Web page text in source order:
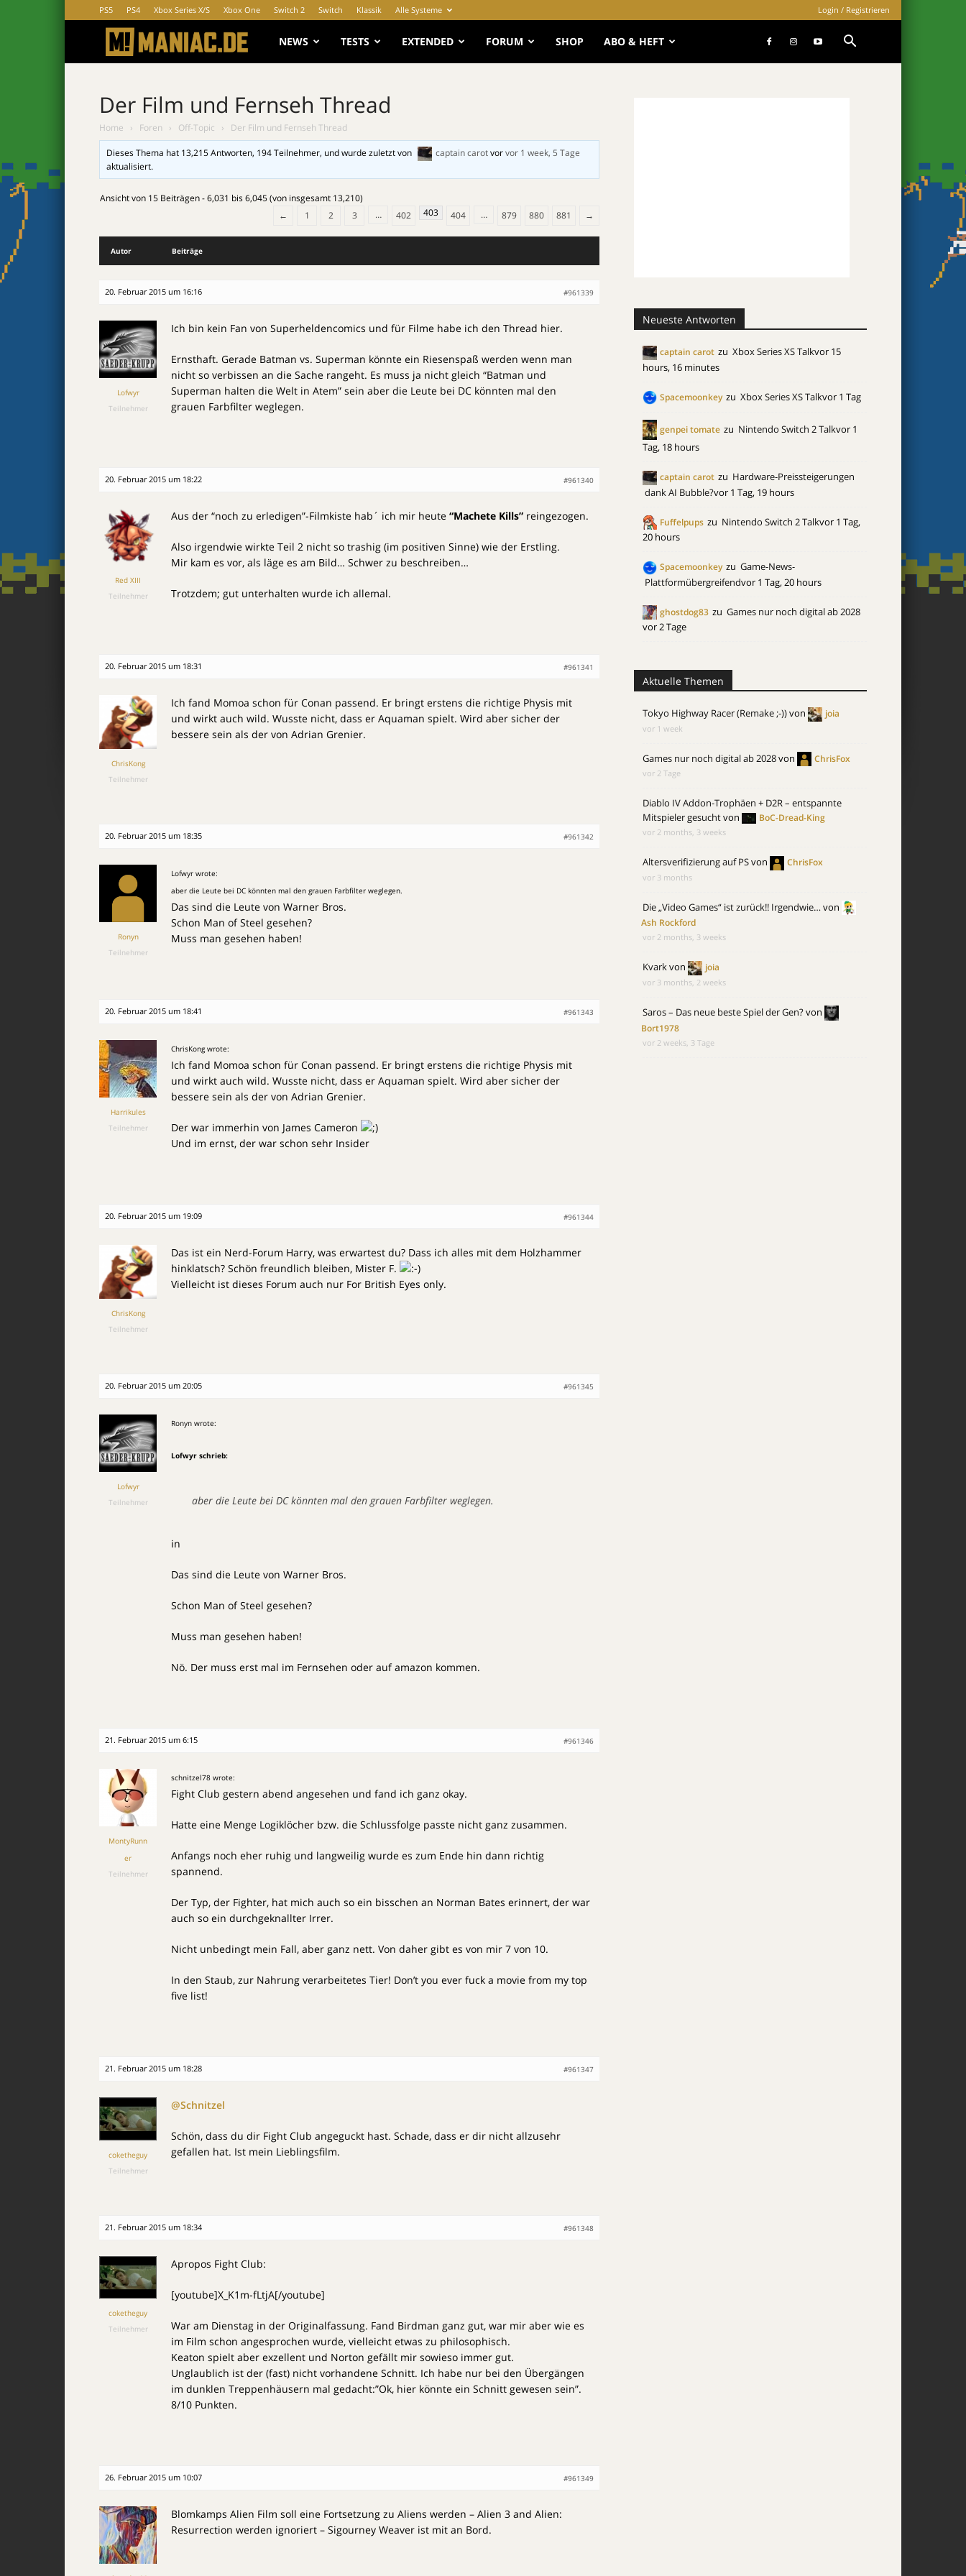
PS5 PS4 Xbox Series X/S Xbox One Switch 2 Switch Klassik Alle Systeme Login / Registrieren
MANIAC.de
NEWS TESTS EXTENDED FORUM SHOP ABO & HEFT
Der Film und Fernseh Thread
Home › Foren › Off-Topic › Der Film und Fernseh Thread
Dieses Thema hat 13,215 Antworten, 194 Teilnehmer, und wurde zuletzt von captain carotvorvor 1 week, 5 Tage
aktualisiert.
Ansicht von 15 Beiträgen - 6,031 bis 6,045 (von insgesamt 13,210)
←
1 2 3 … 402 403 404 … 879 880 881 →
Autor Beiträge
20. Februar 2015 um 16:16 #961339
Lofwyr
Teilnehmer
Ich bin kein Fan von Superheldencomics und für Filme habe ich den Thread hier.
Ernsthaft. Gerade Batman vs. Superman könnte ein Riesenspaß werden wenn man
nicht so verbissen an die Sache rangeht. Es muss ja nicht gleich “Batman und
Superman halten die Welt in Atem” sein aber die Leute bei DC könnten mal den
grauen Farbfilter weglegen.
20. Februar 2015 um 18:22 #961340
Red XIII
Teilnehmer
Aus der “noch zu erledigen”-Filmkiste hab´ ich mir heute “Machete Kills” reingezogen.
Also irgendwie wirkte Teil 2 nicht so trashig (im positiven Sinne) wie der Erstling.
Mir kam es vor, als läge es am Bild… Schwer zu beschreiben…
Trotzdem; gut unterhalten wurde ich allemal.
20. Februar 2015 um 18:31 #961341
ChrisKong
Teilnehmer
Ich fand Momoa schon für Conan passend. Er bringt erstens die richtige Physis mit
und wirkt auch wild. Wusste nicht, dass er Aquaman spielt. Wird aber sicher der
bessere sein als der von Adrian Grenier.
20. Februar 2015 um 18:35 #961342
Ronyn
Teilnehmer
Lofwyr wrote:
aber die Leute bei DC könnten mal den grauen Farbfilter weglegen.
Das sind die Leute von Warner Bros.
Schon Man of Steel gesehen?
Muss man gesehen haben!
20. Februar 2015 um 18:41 #961343
Harrikules
Teilnehmer
ChrisKong wrote:
Ich fand Momoa schon für Conan passend. Er bringt erstens die richtige Physis mit
und wirkt auch wild. Wusste nicht, dass er Aquaman spielt. Wird aber sicher der
bessere sein als der von Adrian Grenier.
Der war immerhin von James Cameron
Und im ernst, der war schon sehr Insider
20. Februar 2015 um 19:09 #961344
ChrisKong
Teilnehmer
Das ist ein Nerd-Forum Harry, was erwartest du? Dass ich alles mit dem Holzhammer
hinklatsch? Schön freundlich bleiben, Mister F.
Vielleicht ist dieses Forum auch nur For British Eyes only.
20. Februar 2015 um 20:05 #961345
Lofwyr
Teilnehmer
Ronyn wrote:
Lofwyr schrieb:
aber die Leute bei DC könnten mal den grauen Farbfilter weglegen.
in
Das sind die Leute von Warner Bros.
Schon Man of Steel gesehen?
Muss man gesehen haben!
Nö. Der muss erst mal im Fernsehen oder auf amazon kommen.
21. Februar 2015 um 6:15 #961346
MontyRunn
er
Teilnehmer
schnitzel78 wrote:
Fight Club gestern abend angesehen und fand ich ganz okay.
Hatte eine Menge Logiklöcher bzw. die Schlussfolge passte nicht ganz zusammen.
Anfangs noch eher ruhig und langweilig wurde es zum Ende hin dann richtig
spannend.
Der Typ, der Fighter, hat mich auch so ein bisschen an Norman Bates erinnert, der war
auch so ein durchgeknallter Irrer.
Nicht unbedingt mein Fall, aber ganz nett. Von daher gibt es von mir 7 von 10.
In den Staub, zur Nahrung verarbeitetes Tier! Don’t you ever fuck a movie from my top
five list!
21. Februar 2015 um 18:28 #961347
coketheguy
Teilnehmer
@Schnitzel
Schön, dass du dir Fight Club angeguckt hast. Schade, dass er dir nicht allzusehr
gefallen hat. Ist mein Lieblingsfilm.
21. Februar 2015 um 18:34 #961348
coketheguy
Teilnehmer
Apropos Fight Club:
[youtube]X_K1m-fLtjA[/youtube]
War am Dienstag in der Originalfassung. Fand Birdman ganz gut, war mir aber wie es
im Film schon angesprochen wurde, vielleicht etwas zu philosophisch.
Keaton spielt aber exzellent und Norton gefällt mir sowieso immer gut.
Unglaublich ist der (fast) nicht vorhandene Schnitt. Ich habe nur bei den Übergängen
im dunklen Treppenhäusern mal gedacht:”Ok, hier könnte ein Schnitt gewesen sein”.
8/10 Punkten.
26. Februar 2015 um 10:07 #961349
Blomkamps Alien Film soll eine Fortsetzung zu Aliens werden – Alien 3 and Alien:
Resurrection werden ignoriert – Sigourney Weaver ist mit an Bord.
Neueste Antworten
captain carot zu Xbox Series XS Talkvor 15
hours, 16 minutes
Spacemoonkey zu Xbox Series XS Talkvor 1 Tag
genpei tomate zu Nintendo Switch 2 Talkvor 1
Tag, 18 hours
captain carot zu Hardware-Preissteigerungen
dank AI Bubble?vor 1 Tag, 19 hours
Fuffelpups zu Nintendo Switch 2 Talkvor 1 Tag,
20 hours
Spacemoonkey zu Game-News-
Plattformübergreifendvor 1 Tag, 20 hours
ghostdog83 zu Games nur noch digital ab 2028
vor 2 Tage
Aktuelle Themen
Tokyo Highway Racer (Remake ;-))von joia
vor 1 week
Games nur noch digital ab 2028von ChrisFox
vor 2 Tage
Diablo IV Addon-Trophäen + D2R – entspannte
Mitspieler gesuchtvon BoC-Dread-King
vor 2 months, 3 weeks
Altersverifizierung auf PSvon ChrisFox
vor 3 months
Die „Video Games“ ist zurück!! Irgendwie…von
Ash Rockford
vor 2 months, 3 weeks
Kvarkvon joia
vor 3 months, 2 weeks
Saros – Das neue beste Spiel der Gen?von
Bort1978
vor 2 weeks, 3 Tage